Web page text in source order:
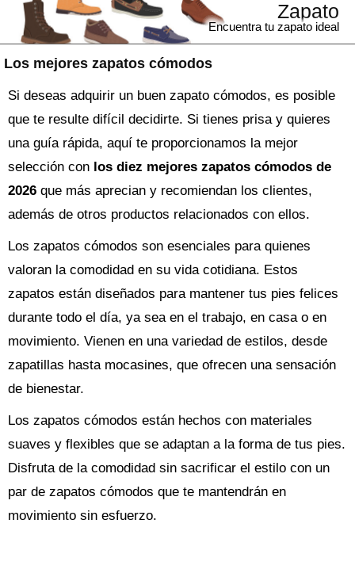
Los mejores zapatos cómodos
Zapato
Encuentra tu zapato ideal
Si deseas adquirir un buen zapato cómodos, es posible
que te resulte difícil decidirte. Si tienes prisa y quieres
una guía rápida, aquí te proporcionamos la mejor
selección con los diez mejores zapatos cómodos de
2026 que más aprecian y recomiendan los clientes,
además de otros productos relacionados con ellos.
Los zapatos cómodos son esenciales para quienes
valoran la comodidad en su vida cotidiana. Estos
zapatos están diseñados para mantener tus pies felices
durante todo el día, ya sea en el trabajo, en casa o en
movimiento. Vienen en una variedad de estilos, desde
zapatillas hasta mocasines, que ofrecen una sensación
de bienestar.
Los zapatos cómodos están hechos con materiales
suaves y flexibles que se adaptan a la forma de tus pies.
Disfruta de la comodidad sin sacrificar el estilo con un
par de zapatos cómodos que te mantendrán en
movimiento sin esfuerzo.